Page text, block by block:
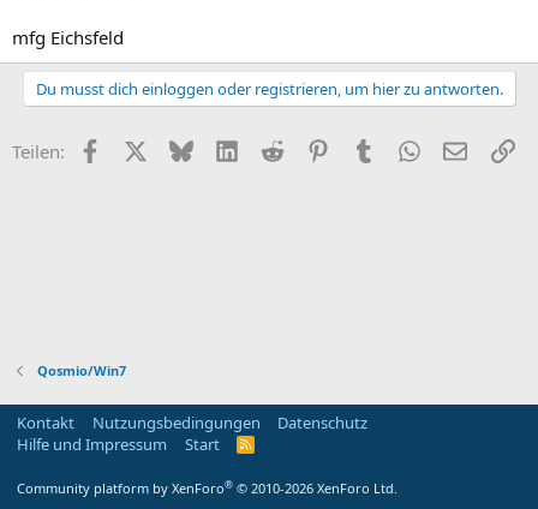
mfg Eichsfeld
Du musst dich einloggen oder registrieren, um hier zu antworten.
Teilen: Facebook BlueskyLinkedIn
Reddit PinterestTumblr WhatsApp
E-Mail
Qosmio/Win7
Kontakt Nutzungsbedingungen
Datenschutz
Hilfe und Impressum
Start
R
Community platform by XenForo® © 2010-2026 XenForo Ltd.